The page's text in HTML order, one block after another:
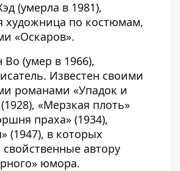
(умерла в 1981),
художница по костюмам,
«Оскаров».
Во (умер в 1966),
Известен своими
романами «Упадок и
«Мерзкая плоть»
праха» (1934),
(1947), в которых
свойственные автору
юмора.